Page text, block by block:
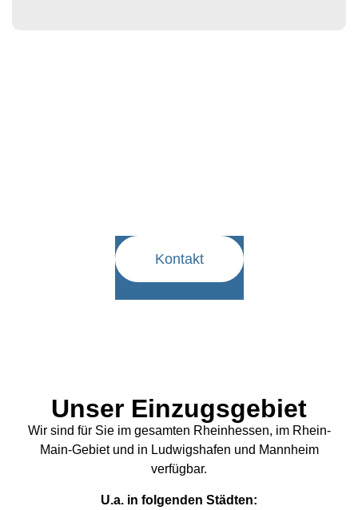
Kontakt
Unser Einzugsgebiet
Wir sind für Sie im gesamten Rheinhessen, im Rhein-
Main-Gebiet und in Ludwigshafen und Mannheim
verfügbar.
U.a. in folgenden Städten: